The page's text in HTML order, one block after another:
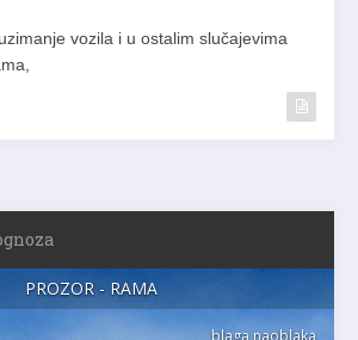
vozila i u ostalim slučajevima
PROZOR - RAMA